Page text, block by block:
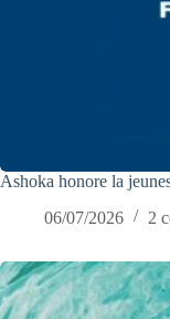
Ashoka honore la
06/07/2026
2